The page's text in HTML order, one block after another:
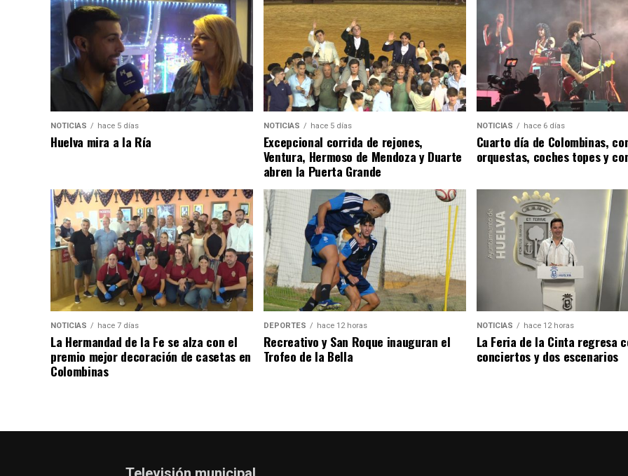
NOTICIAS hace 5 días
Huelva mira a la Ría
NOTICIAS hace 5 días
Excepcional corrida de rejones,
Ventura, Hermoso de Mendoza y Duarte
abren la Puerta Grande
NOTICIAS hace 6 días
Cuarto día de Colombinas,
orquestas, coches topes y
NOTICIAS hace 7 días
La Hermandad de la Fe se alza con el
premio mejor decoración de casetas en
Colombinas
DEPORTES hace 12 horas
Recreativo y San Roque inauguran el
Trofeo de la Bella
NOTICIAS hace 12 horas
La Feria de la Cinta regresa
conciertos y dos escenarios